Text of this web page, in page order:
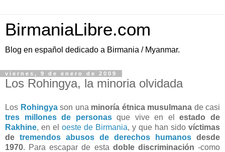
BirmaniaLibre.com
Blog en español dedicado a Birmania / Myanmar.
viernes, 9 de enero de 2009
Los Rohingya, la minoria olvidada
Los Rohingyason una minoría étnica musulmana de casi
tres millones de personasque vive en elestado de
Rakhine, en el oeste de Birmania, y que han sido víctimas
de tremendos abusos de derechos humanos desde
1970. Para escapar de esta doble discriminación -como